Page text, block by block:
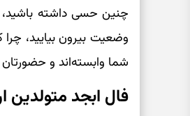
چنین حسی داشته باشید،
وضعیت بیرون بیایید،
شما وابسته‌اند و
فال ابجد متولدین